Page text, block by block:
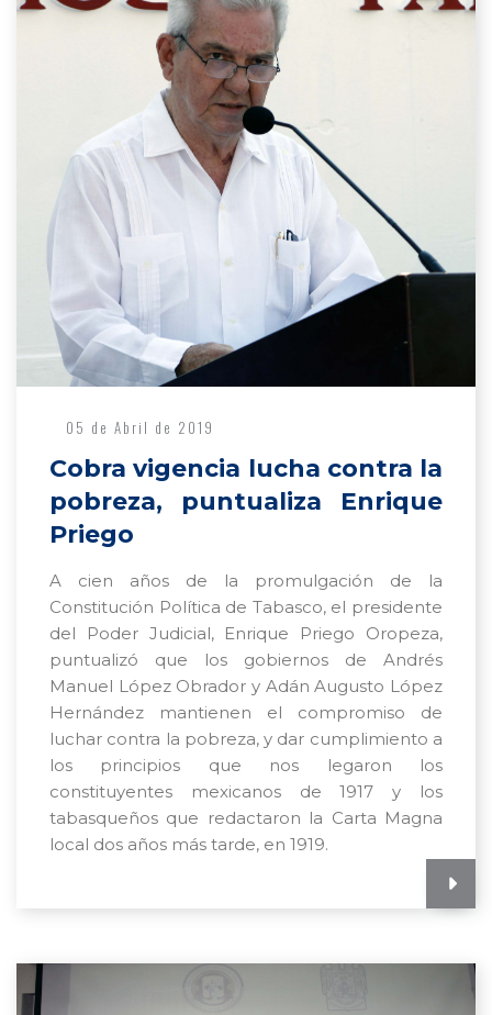
05 de Abril de 2019
Cobra vigencia lucha contra la
pobreza, puntualiza Enrique
Priego
A cien años de la promulgación de la
Constitución Política de Tabasco, el presidente
del Poder Judicial, Enrique Priego Oropeza,
puntualizó que los gobiernos de Andrés
Manuel López Obrador y Adán Augusto López
Hernández mantienen el compromiso de
luchar contra la pobreza, y dar cumplimiento a
los principios que nos legaron los
constituyentes mexicanos de 1917 y los
tabasqueños que redactaron la Carta Magna
local dos años más tarde, en 1919.